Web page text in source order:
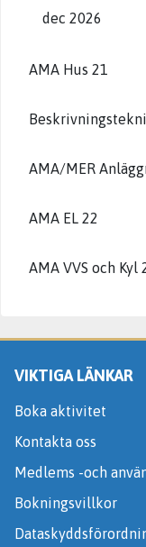
dec 2026
AMA Hus 21
AMA/MER
AMA EL 22
AMA VVS och Kyl
VIKTIGA LÄNKAR
Boka aktivitet
Kontakta oss
Medlems -och
Bokningsvillkor